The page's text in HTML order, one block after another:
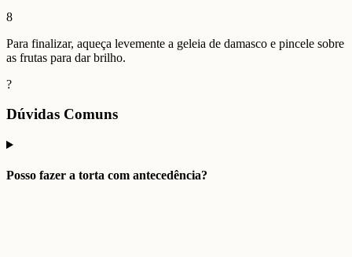
8
Para finalizar, aqueça levemente a geleia de damasco e pincele sobre
as frutas para dar brilho.
?
Dúvidas Comuns
Posso fazer a torta com antecedência?